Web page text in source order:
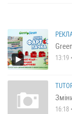
13:19
16:18